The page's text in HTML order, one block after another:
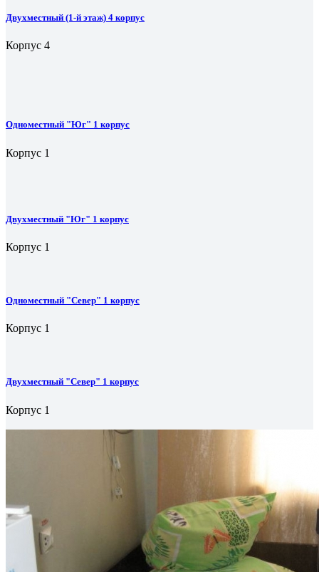
Двухместный (1-й этаж) 4 корпус
Корпус 4
Одноместный "Юг" 1 корпус
Корпус 1
Двухместный "Юг" 1 корпус
Корпус 1
Одноместный "Север" 1 корпус
Корпус 1
Двухместный "Север" 1 корпус
Корпус 1